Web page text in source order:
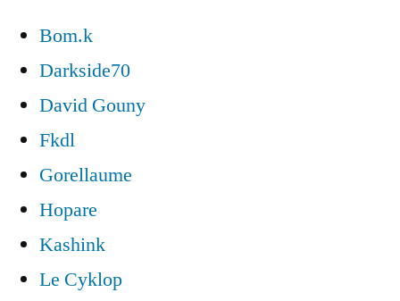
Bom.k
Darkside70
David Gouny
Fkdl
Gorellaume
Hopare
Kashink
Le Cyklop